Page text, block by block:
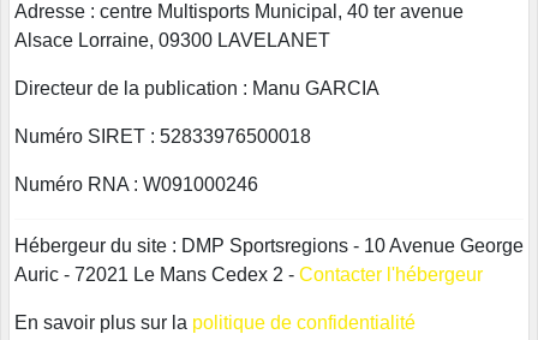
Adresse : centre Multisports Municipal, 40 ter avenue
Alsace Lorraine, 09300 LAVELANET
Directeur de la publication : Manu GARCIA
Numéro SIRET : 52833976500018
Numéro RNA : W091000246
Hébergeur du site : DMP Sportsregions - 10 Avenue George
Auric - 72021 Le Mans Cedex 2 - Contacter l'hébergeur
En savoir plus sur la politique de confidentialité